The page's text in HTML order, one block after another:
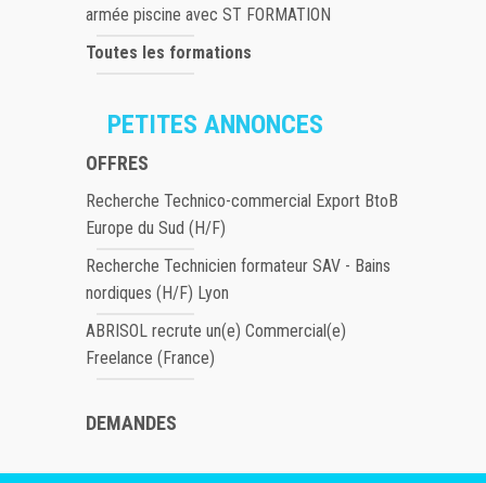
armée piscine avec ST FORMATION
Toutes les formations
PETITES ANNONCES
OFFRES
Recherche Technico-commercial Export BtoB
Europe du Sud (H/F)
Recherche Technicien formateur SAV - Bains
nordiques (H/F) Lyon
ABRISOL recrute un(e) Commercial(e)
Freelance (France)
DEMANDES